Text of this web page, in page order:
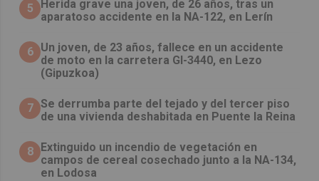
5
Herida grave una joven, de 26 años, tras un
aparatoso accidente en la NA-122, en Lerín
6 Un joven, de 23 años, fallece en un accidente
de moto en la carretera GI-3440, en Lezo
(Gipuzkoa)
7 Se derrumba parte del tejado y del tercer piso
de una vivienda deshabitada en Puente la Reina
8
Extinguido un incendio de vegetación en
campos de cereal cosechado junto a la NA-134,
en Lodosa